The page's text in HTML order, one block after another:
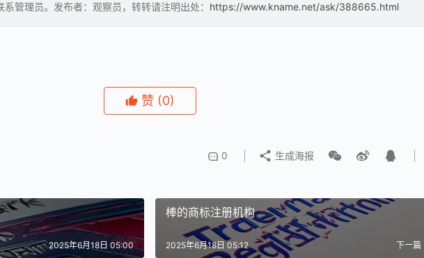
管理员。发布者：观察员，转转请注明出处： https://www.kname.net/ask/388665.html
赞 (0)
0 生成海报
2025年6月18日 05:00
棒的商标注册机构
下一篇
2025年6月18日 05:12